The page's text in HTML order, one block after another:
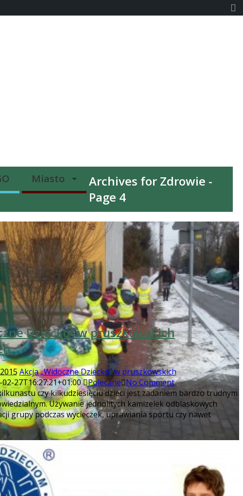
Miasto
Archives for Zdrowie -
Page 4
Dziecko” w pruszkowskich
Akcja „Widoczne Dziecko” w pruszkowskich
27T16:27:21+01:00 Polecane No Comment
czy kilkudziesięciu dzieci jest zadaniem bardzo trudnym
Używanie jednolitych kamizelek odblaskowych
grupy podczas wycieczek, uprawiania sportu czy nawet